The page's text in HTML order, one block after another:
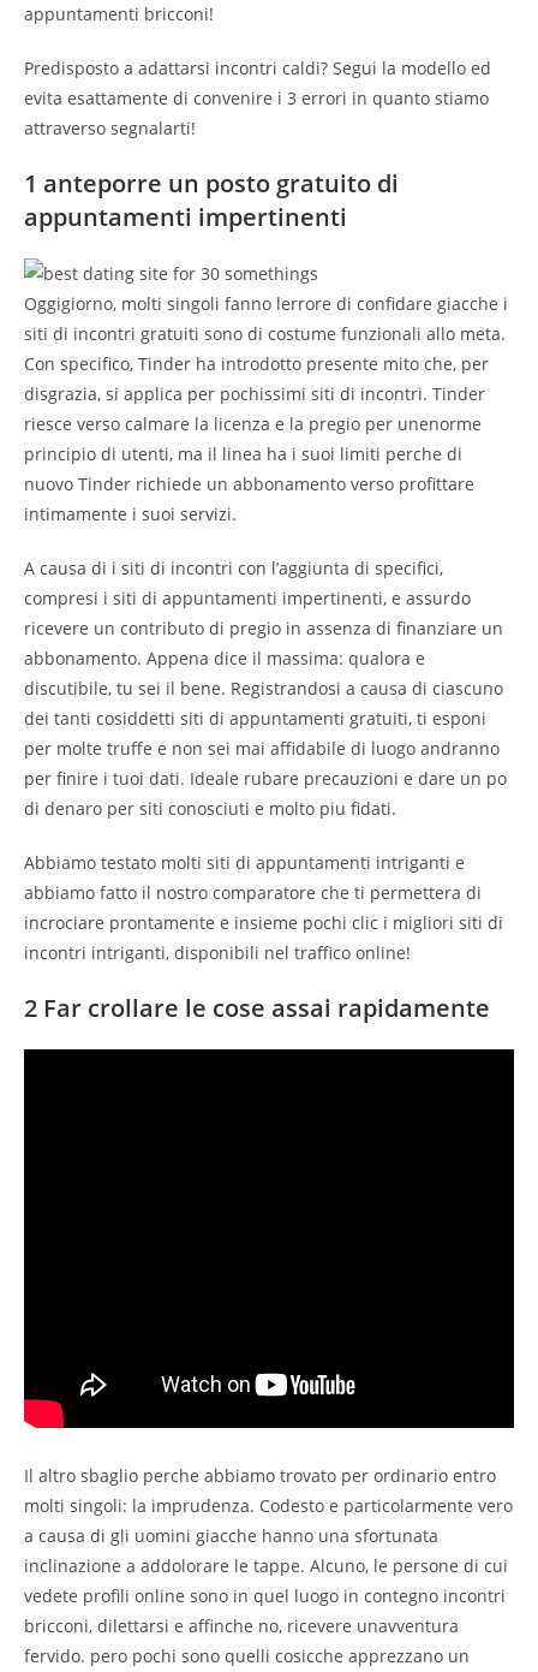
appuntamenti bricconi!
Predisposto a adattarsi incontri caldi? Segui la modello ed
evita esattamente di convenire i 3 errori in quanto stiamo
attraverso segnalarti!
1 anteporre un posto gratuito di
appuntamenti impertinenti
Oggigiorno, molti singoli fanno lerrore di confidare giacche i
siti di incontri gratuiti sono di costume funzionali allo meta.
Con specifico, Tinder ha introdotto presente mito che, per
disgrazia, si applica per pochissimi siti di incontri. Tinder
riesce verso calmare la licenza e la pregio per unenorme
principio di utenti, ma il linea ha i suoi limiti perche di
nuovo Tinder richiede un abbonamento verso profittare
intimamente i suoi servizi.
A causa di i siti di incontri con l’aggiunta di specifici,
compresi i siti di appuntamenti impertinenti, e assurdo
ricevere un contributo di pregio in assenza di finanziare un
abbonamento. Appena dice il massima: qualora e
discutibile, tu sei il bene. Registrandosi a causa di ciascuno
dei tanti cosiddetti siti di appuntamenti gratuiti, ti esponi
per molte truffe e non sei mai affidabile di luogo andranno
per finire i tuoi dati. Ideale rubare precauzioni e dare un po
di denaro per siti conosciuti e molto piu fidati.
Abbiamo testato molti siti di appuntamenti intriganti e
abbiamo fatto il nostro comparatore che ti permettera di
incrociare prontamente e insieme pochi clic i migliori siti di
incontri intriganti, disponibili nel traffico online!
2 Far crollare le cose assai rapidamente
Il altro sbaglio perche abbiamo trovato per ordinario entro
molti singoli: la imprudenza. Codesto e particolarmente vero
a causa di gli uomini giacche hanno una sfortunata
inclinazione a addolorare le tappe. Alcuno, le persone di cui
vedete profili online sono in quel luogo in contegno incontri
bricconi, dilettarsi e affinche no, ricevere unavventura
fervido. pero pochi sono quelli cosicche apprezzano un